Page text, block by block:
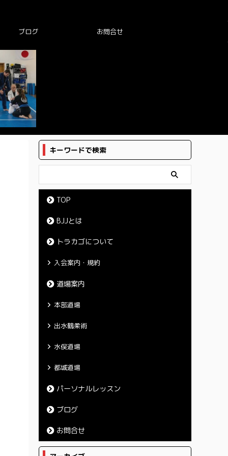
ブログ お問合せ
キーワードで検索
TOP
BJJとは
トラカゴについて
入会案内・規約
道場案内
本部道場
出水鶴柔術
水俣道場
都城道場
パーソナルレッスン
ブログ
お問合せ